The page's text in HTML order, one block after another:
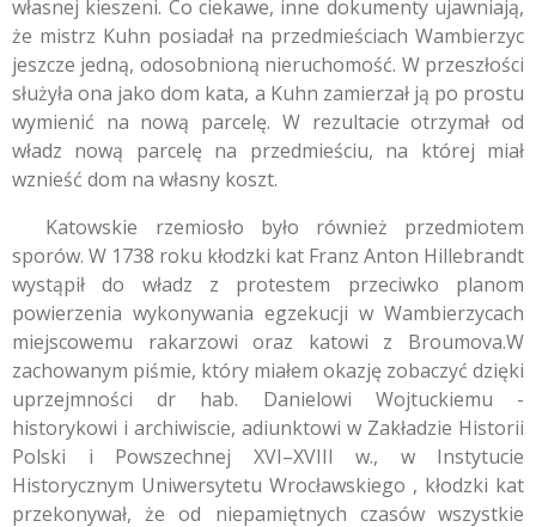
własnej kieszeni. Co ciekawe, inne dokumenty ujawniają,
że mistrz Kuhn posiadał na przedmieściach Wambierzyc
jeszcze jedną, odosobnioną nieruchomość. W przeszłości
służyła ona jako dom kata, a Kuhn zamierzał ją po prostu
wymienić na nową parcelę. W rezultacie otrzymał od
władz nową parcelę na przedmieściu, na której miał
wznieść dom na własny koszt.
Katowskie rzemiosło było również przedmiotem
sporów. W 1738 roku kłodzki kat Franz Anton Hillebrandt
wystąpił do władz z protestem przeciwko planom
powierzenia wykonywania egzekucji w Wambierzycach
miejscowemu rakarzowi oraz katowi z Broumova.W
zachowanym piśmie, który miałem okazję zobaczyć dzięki
uprzejmności dr hab. Danielowi Wojtuckiemu -
historykowi i archiwiscie, adiunktowi w Zakładzie Historii
Polski i Powszechnej XVI–XVIII w., w Instytucie
Historycznym Uniwersytetu Wrocławskiego , kłodzki kat
przekonywał, że od niepamiętnych czasów wszystkie